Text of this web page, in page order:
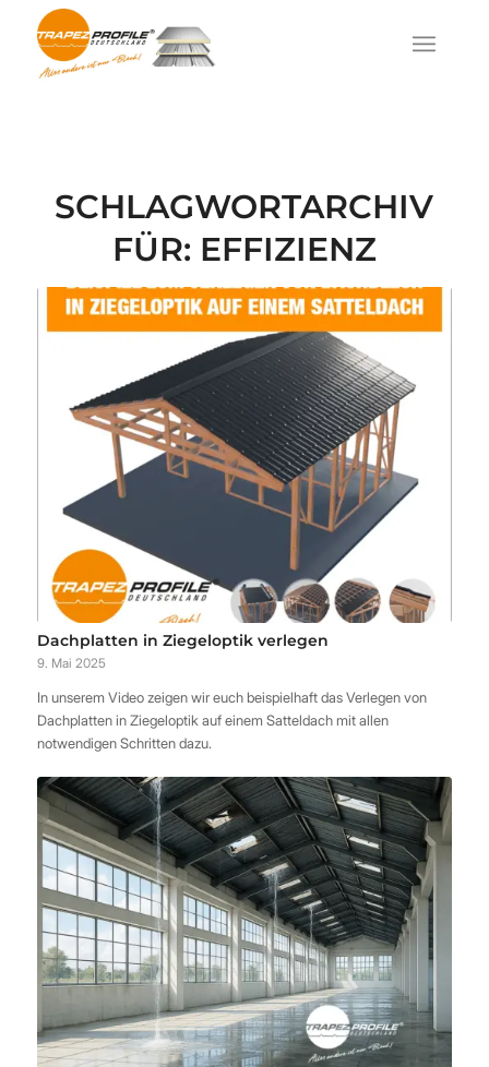
SCHLAGWORTARCHIV
FÜR: EFFIZIENZ
Dachplatten in Ziegeloptik verlegen
9. Mai 2025
In unserem Video zeigen wir euch beispielhaft das Verlegen von
Dachplatten in Ziegeloptik auf einem Satteldach mit allen
notwendigen Schritten dazu.